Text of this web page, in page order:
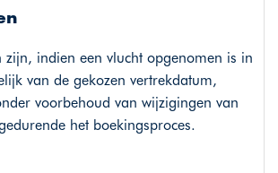
zijn, indien een vlucht opgenomen is in
van de gekozen vertrekdatum,
voorbehoud van wijzigingen van
het boekingsproces.